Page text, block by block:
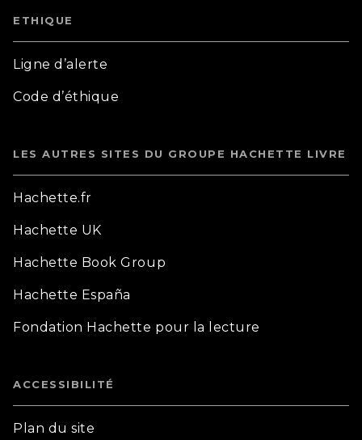
ETHIQUE
Ligne d’alerte
Code d’éthique
LES AUTRES SITES DU GROUPE HACHETTE LIVRE
Hachette.fr
Hachette UK
Hachette Book Group
Hachette España
Fondation Hachette pour la lecture
ACCESSIBILITÉ
Plan du site